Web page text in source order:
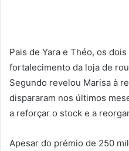
Pais de Yara e Théo, os
fortalecimento da loja de
Segundo revelou Marisa à
dispararam nos últimos
a reforçar o stock e a
Apesar do prémio de 250